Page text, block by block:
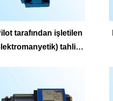
tarafından işletilen
tahliye